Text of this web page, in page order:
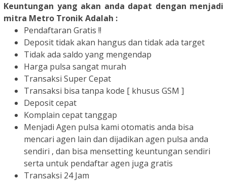
Keuntungan yang akan anda dapat dengan menjadi
mitra Metro Tronik Adalah :
Pendaftaran Gratis !!
Deposit tidak akan hangus dan tidak ada target
Tidak ada saldo yang mengendap
Harga pulsa sangat murah
Transaksi Super Cepat
Transaksi bisa tanpa kode [ khusus GSM ]
Deposit cepat
Komplain cepat tanggap
Menjadi Agen pulsa kami otomatis anda bisa
mencari agen lain dan dijadikan agen pulsa anda
sendiri , dan bisa mensetting keuntungan sendiri
serta untuk pendaftar agen juga gratis
Transaksi 24 Jam